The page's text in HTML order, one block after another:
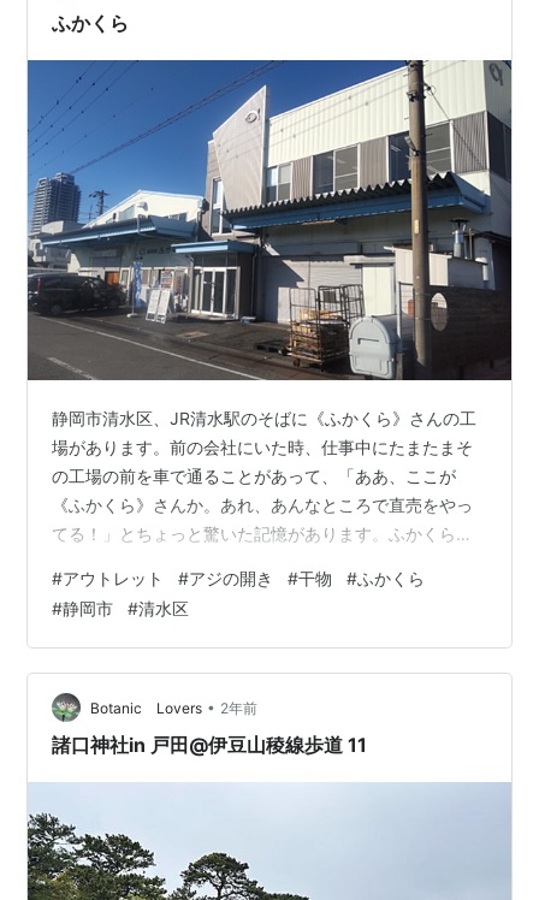
ふかくら
静岡市清水区、JR清水駅のそばに《ふかくら》さんの工
場があります。前の会社にいた時、仕事中にたまたまそ
の工場の前を車で通ることがあって、「ああ、ここが
《ふかくら》さんか。あれ、あんなところで直売をやっ
てる！」とちょっと驚いた記憶があります。ふかくらさ
ど、駅に近い割りには表通りから引っ込んだところにあ
るので、清水区に住んでいる人でも《ふかくら》さんの
名前は知っていても、案外何処にあるのか知らない人も
多いんじゃないかしら。 さて、前置きが長くなりました
が、この間も紹介したこの動画でチョイキズの商品をお
安く売っているということを知り、12月6日(金)の…
#アウトレット #アジの開き #干物 #ふかくら
#静岡市 #清水区
Botanic Lovers • 2年前
諸口神社in 戸田@伊豆山稜線歩道 11